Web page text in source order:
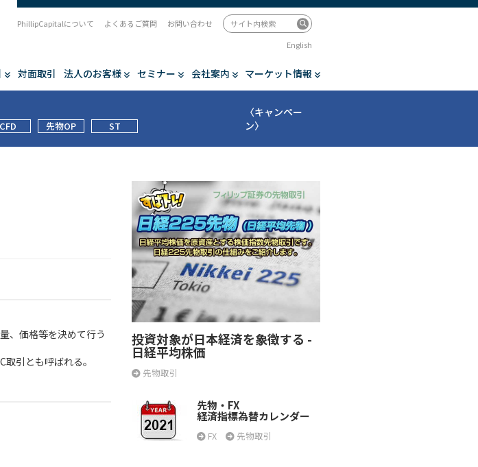
対面取引 法人のお客様 セミナー 会社案内 マーケット情報
PhillipCapitalについて よくあるご質問
お問い合わせ
English
CFD 先物OP ST
〈キャンペー
ン〉
、価格等を決めて行う
引とも呼ばれる。
投資対象が日本経済を象徴する -
日経平均株価
先物取引
先物・FX
経済指標為替カレンダー
FX 先物取引